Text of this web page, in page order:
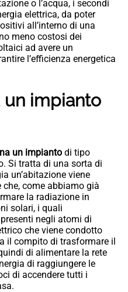
o l’acqua, i secondi
elettrica, da poter
all’interno di una
meno costosi dei
ad avere un
l’efficienza energetica
un impianto
un impianto di tipo
Si tratta di una sorta di
un’abitazione viene
come abbiamo già
la radiazione in
solari, i quali
negli atomi di
che viene condotto
il compito di trasformare il
di alimentare la rete
di raggiungere le
di accendere tutti i